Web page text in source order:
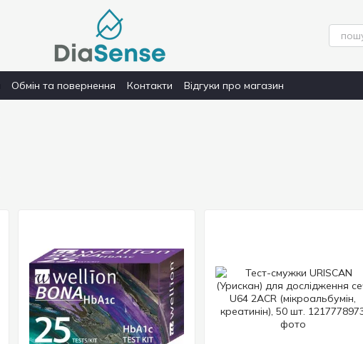
Обмін та повернення Контакти Відгуки про магазин